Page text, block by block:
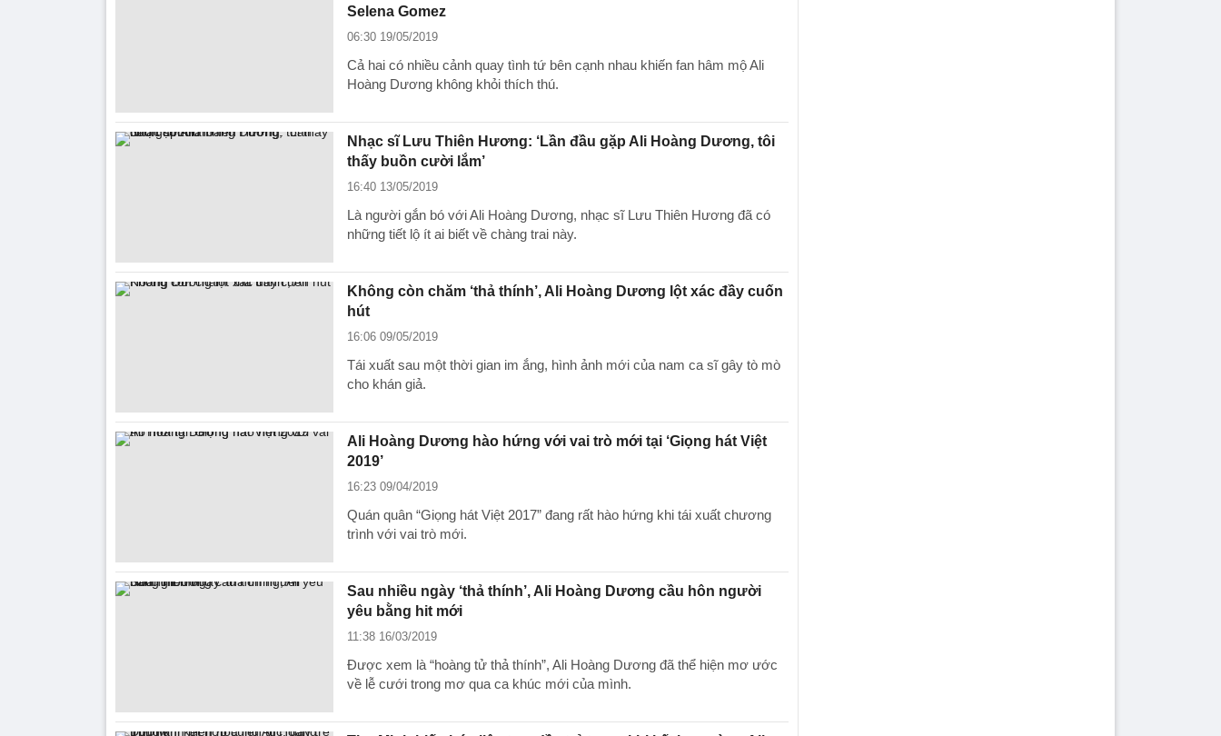
Selena Gomez
06:30 19/05/2019
Cả hai có nhiều cảnh quay tình tứ bên cạnh nhau khiến fan hâm mộ Ali
Hoàng Dương không khỏi thích thú.
Nhạc sĩ Lưu Thiên Hương: ‘Lần đầu gặp Ali Hoàng Dương, tôi
thấy buồn cười lắm’
16:40 13/05/2019
Là người gắn bó với Ali Hoàng Dương, nhạc sĩ Lưu Thiên Hương đã có
những tiết lộ ít ai biết về chàng trai này.
Không còn chăm ‘thả thính’, Ali Hoàng Dương lột xác đầy cuốn
hút
16:06 09/05/2019
Tái xuất sau một thời gian im ắng, hình ảnh mới của nam ca sĩ gây tò mò
cho khán giả.
Ali Hoàng Dương hào hứng với vai trò mới tại ‘Giọng hát Việt
2019’
16:23 09/04/2019
Quán quân “Giọng hát Việt 2017” đang rất hào hứng khi tái xuất chương
trình với vai trò mới.
Sau nhiều ngày ‘thả thính’, Ali Hoàng Dương cầu hôn người
yêu bằng hit mới
11:38 16/03/2019
Được xem là “hoàng tử thả thính”, Ali Hoàng Dương đã thể hiện mơ ước
về lễ cưới trong mơ qua ca khúc mới của mình.